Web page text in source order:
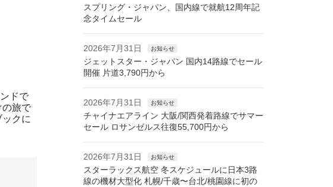
ドで
の旅で
クに
スプリング・ジャパン、国内線で就航12周年記
念タイムセール
2026年7月31日 お知らせ
ジェットスター・ジャパン 国内14路線でセール
開催 片道3,790円から
2026年7月31日 お知らせ
チャイナエアライン 大阪/関西発着路線でサマー
セール ロサンゼルス往復55,700円から
2026年7月31日 お知らせ
スターラックス航空 冬スケジュールに日本3路
線の機材大型化 札幌/千歳〜台北/桃園線に初の